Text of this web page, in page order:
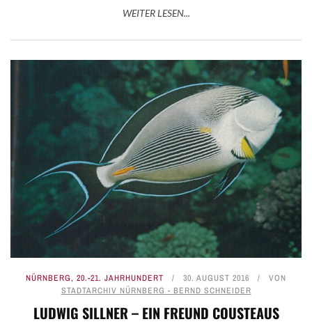
WEITER LESEN...
NÜRNBERG, 20.-21. JAHRHUNDERT 30. AUGUST 2016
VON
STADTARCHIV NÜRNBERG - BERND SCHNEIDER
LUDWIG SILLNER – EIN FREUND COUSTEAUS